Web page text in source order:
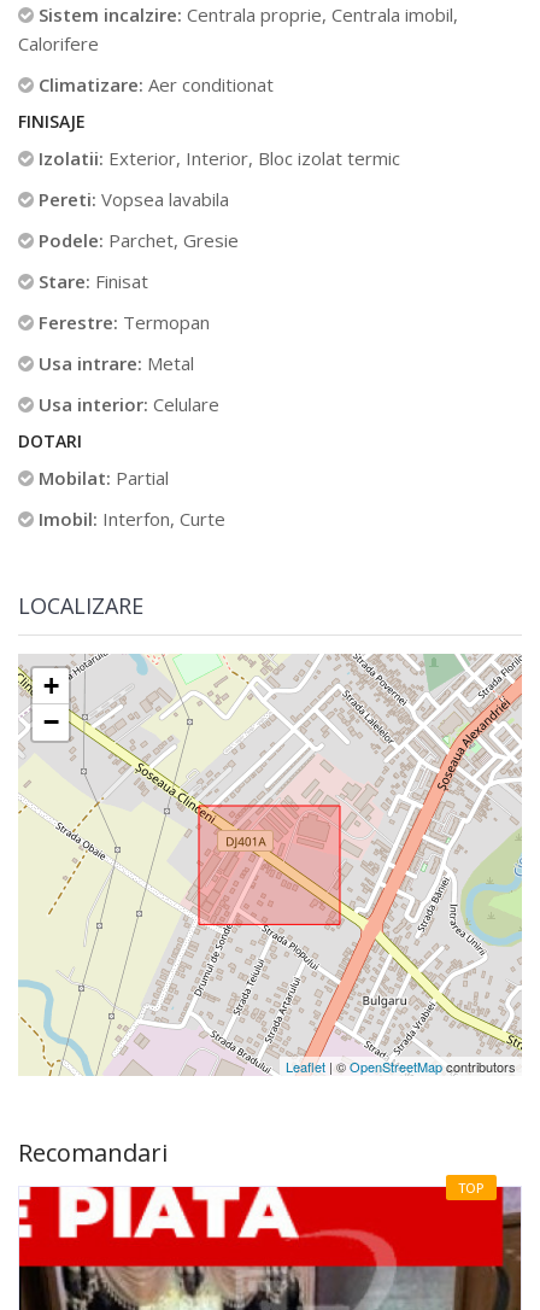
Sistem incalzire: Centrala proprie, Centrala imobil,
Calorifere
Climatizare: Aer conditionat
FINISAJE
Izolatii: Exterior, Interior, Bloc izolat termic
Pereti: Vopsea lavabila
Podele: Parchet, Gresie
Stare: Finisat
Ferestre: Termopan
Usa intrare: Metal
Usa interior: Celulare
DOTARI
Mobilat: Partial
Imobil: Interfon, Curte
LOCALIZARE
+
−
Leaflet | ©OpenStreetMapcontributors
Recomandari
TOP